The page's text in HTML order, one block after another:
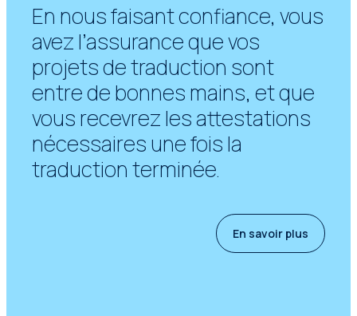
En nous faisant confiance, vous
avez l’assurance que vos
projets de traduction sont
entre de bonnes mains, et que
vous recevrez les attestations
nécessaires une fois la
traduction terminée.
En savoir plus